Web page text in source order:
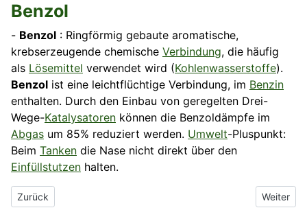
Benzol
- Benzol : Ringförmig gebaute aromatische,
krebserzeugende chemische Verbindung, die häufig
als Lösemittel verwendet wird (Kohlenwasserstoffe).
Benzol ist eine leichtflüchtige Verbindung, im Benzin
enthalten. Durch den Einbau von geregelten Drei-
Wege-Katalysatoren können die Benzoldämpfe im
Abgas um 85% reduziert werden. Umwelt-Pluspunkt:
Beim Tanken die Nase nicht direkt über den
Einfüllstutzen halten.
Vorheriger Beitrag: Benzo(a)pyren
Zurück Nächster
Weiter